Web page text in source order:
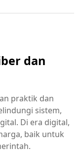
dan
praktik dan
sistem,
Di era digital,
baik untuk